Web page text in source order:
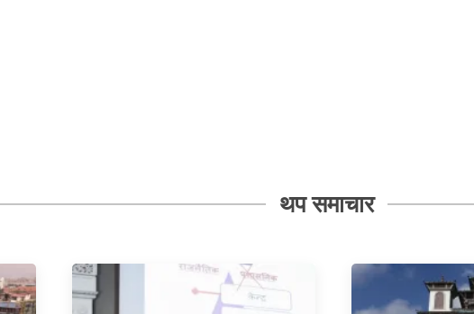
थप समाचार